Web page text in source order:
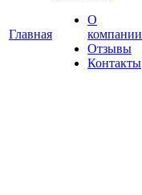
Главная
О
компании
Отзывы
Контакты